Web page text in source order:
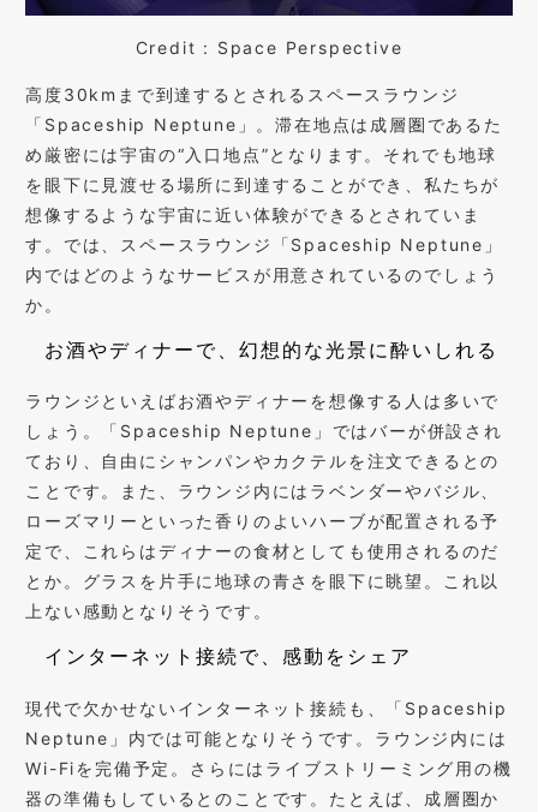
Credit : Space Perspective
高度30kmまで到達するとされるスペースラウンジ
「Spaceship Neptune」。滞在地点は成層圏であるた
め厳密には宇宙の“入口地点”となります。それでも地球
を眼下に見渡せる場所に到達することができ、私たちが
想像するような宇宙に近い体験ができるとされていま
す。では、スペースラウンジ「Spaceship Neptune」
内ではどのようなサービスが用意されているのでしょう
か。
お酒やディナーで、幻想的な光景に酔いしれる
ラウンジといえばお酒やディナーを想像する人は多いで
しょう。「Spaceship Neptune」ではバーが併設され
ており、自由にシャンパンやカクテルを注文できるとの
ことです。また、ラウンジ内にはラベンダーやバジル、
ローズマリーといった香りのよいハーブが配置される予
定で、これらはディナーの食材としても使用されるのだ
とか。グラスを片手に地球の青さを眼下に眺望。これ以
上ない感動となりそうです。
インターネット接続で、感動をシェア
現代で欠かせないインターネット接続も、「Spaceship
Neptune」内では可能となりそうです。ラウンジ内には
Wi-Fiを完備予定。さらにはライブストリーミング用の機
器の準備もしているとのことです。たとえば、成層圏か